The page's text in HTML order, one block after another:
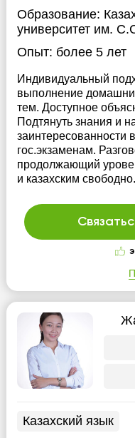
Образование:
университет им.
Опыт: более 5 лет
Индивидуальный
выполнение
тем. Доступное
Подтянуть знания и
заинтересованности
гос.экзаменам.
продолжающий
и казахским свободно.
Казахский язык